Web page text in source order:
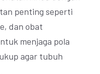
penting seperti
dan obat
menjaga pola
agar tubuh